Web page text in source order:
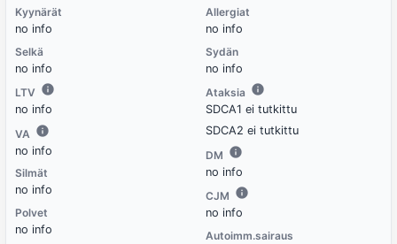
Kyynärät
no info
Selkä
no info
LTV
no info
VA
no info
Silmät
no info
Polvet
no info
Allergiat
no info
Sydän
no info
Ataksia
SDCA1 ei tutkittu
SDCA2 ei tutkittu
DM
no info
CJM
no info
Autoimm.sairaus